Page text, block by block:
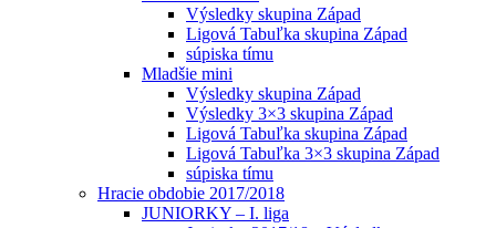
Výsledky skupina Západ
Ligová Tabuľka skupina Západ
súpiska tímu
Mladšie mini
Výsledky skupina Západ
Výsledky 3×3 skupina Západ
Ligová Tabuľka skupina Západ
Ligová Tabuľka 3×3 skupina Západ
súpiska tímu
Hracie obdobie 2017/2018
JUNIORKY – I. liga